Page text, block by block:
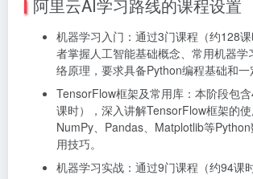
阿里云AI学习路线的课程设置
机器学习入门：通过3门课程（约128
者掌握人工智能基础概念、常用机器学
络原理，要求具备Python编程基础和一
TensorFlow框架及常用库：本阶段包
课时），深入讲解TensorFlow框架的
NumPy、Pandas、Matplotlib等
用技巧。
机器学习实战：通过9门课程（约94课